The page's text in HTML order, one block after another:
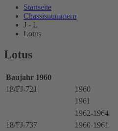
Startseite
Chassisnummern
J - L
Lotus
Lotus
Baujahr 1960
18/FJ-721
1960
1961
1962-1964
18/FJ-737
1960-1961